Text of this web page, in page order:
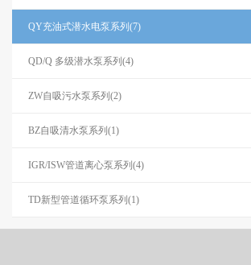
QY充油式潜水电泵系列(7)
QD/Q 多级潜水泵系列(4)
ZW自吸污水泵系列(2)
BZ自吸清水泵系列(1)
IGR/ISW管道离心泵系列(4)
TD新型管道循环泵系列(1)